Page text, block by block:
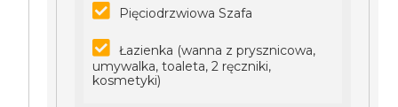
Pięciodrzwiowa Szafa
Łazienka (wanna z prysznicowa,
umywalka, toaleta, 2 ręczniki,
kosmetyki)